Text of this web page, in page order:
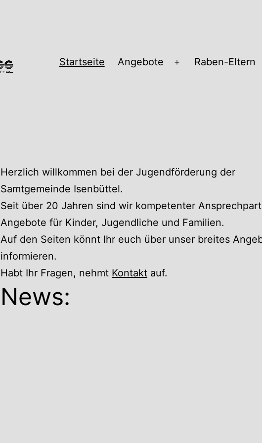
Startseite Angebote
Menü
Raben-Eltern
Herzlich willkommen bei der Jugendförderung der
Samtgemeinde Isenbüttel.
Seit über 20 Jahren sind wir kompetenter
Angebote für Kinder, Jugendliche und Familien.
Auf den Seiten könnt Ihr euch über unser breites
informieren.
Habt Ihr Fragen, nehmt Kontakt auf.
News: